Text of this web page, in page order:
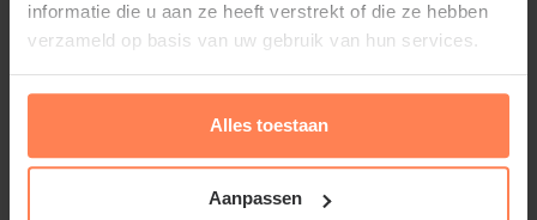
informatie die u aan ze heeft verstrekt of die ze hebben
verzameld op basis van uw gebruik van hun services.
Alles toestaan
Aanpassen
plat op de grond te gaan liggen. Wanneer de
temperatuur boven het vriespunt stijgt staat het
viooltje weer fier overeind. De bloei duurt voort tot
diep in het voorjaar. Afhankelijk van de temperatuur
Lees meer